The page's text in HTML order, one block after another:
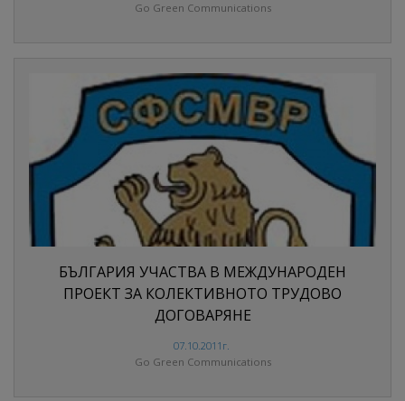
Go Green Communications
БЪЛГАРИЯ УЧАСТВА В МЕЖДУНАРОДЕН
ПРОЕКТ ЗА КОЛЕКТИВНОТО ТРУДОВО
ДОГОВАРЯНЕ
07.10.2011г.
Go Green Communications